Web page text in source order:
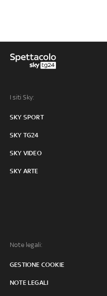
I siti Sky:
SKY SPORT
SKY TG24
SKY VIDEO
SKY ARTE
Note legali:
GESTIONE COOKIE
NOTE LEGALI